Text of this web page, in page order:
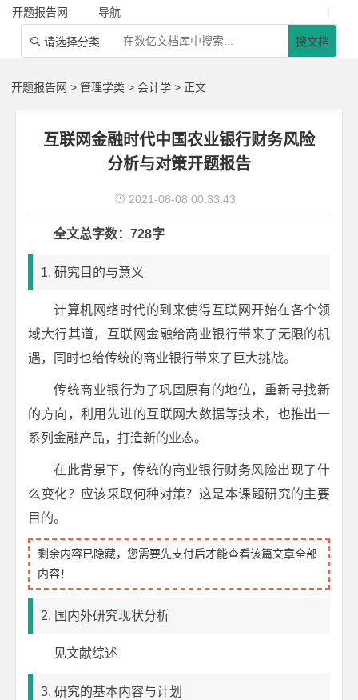
开题报告网 导航 |
 请选择分类 搜文档
开题报告网 >管理学类 >会计学 > 正文
互联网金融时代中国农业银行财务风险
分析与对策开题报告
 2021-08-08 00:33:43
全文总字数：728字
1. 研究目的与意义
计算机网络时代的到来使得互联网开始在各个领
域大行其道，互联网金融给商业银行带来了无限的机
遇，同时也给传统的商业银行带来了巨大挑战。
传统商业银行为了巩固原有的地位，重新寻找新
的方向，利用先进的互联网大数据等技术，也推出一
系列金融产品，打造新的业态。
在此背景下，传统的商业银行财务风险出现了什
么变化？应该采取何种对策？这是本课题研究的主要
目的。
剩余内容已隐藏，您需要先支付后才能查看该篇文章全部
内容！
2. 国内外研究现状分析
见文献综述
3. 研究的基本内容与计划